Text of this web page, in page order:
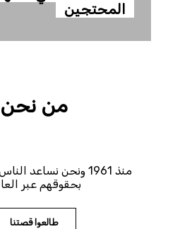
المحتجين
من نحن
منذ 1961 ونحن نساعد
بحقوقهم عبر
طالعوا قصتنا